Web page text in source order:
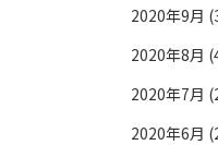
2020年9月
2020年8月
2020年7月
2020年6月